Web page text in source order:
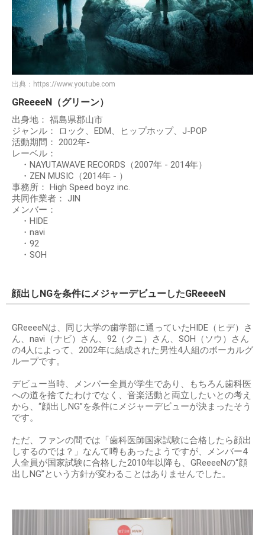
出典： https://www.youtube.com
GReeeeN（グリーン）
出身地： 福島県郡山市
ジャンル： ロック、EDM、ヒップホップ、J-POP
活動期間： 2002年-
レーベル：
・NAYUTAWAVE RECORDS（2007年 - 2014年）
・ZEN MUSIC（2014年 - ）
事務所： High Speed boyz inc.
共同作業者： JIN
メンバー：
・HIDE
・navi
・92
・SOH
顔出しNGを条件にメジャーデビューしたGReeeeN
GReeeeNは、同じ大学の歯学部に通っていたHIDE（ヒデ）さ
ん、navi（ナビ）さん、92（クニ）さん、SOH（ソウ）さん
の4人によって、2002年に結成された男性4人組のボーカルグ
ループです。
デビュー当時、メンバー全員が学生であり、もちろん歯科医
への道を捨てたわけでなく、音楽活動と両立したいとの考え
から、“顔出しNG”を条件にメジャーデビューが決まったそう
です。
ただ、ファンの間では「歯科医師国家試験に合格したら顔出
しするのでは？」なんて噂もあったようですが、メンバー4
人全員が国家試験に合格した2010年以降も、GReeeeNの“顔
出しNG”という方針が変わることはありませんでした。